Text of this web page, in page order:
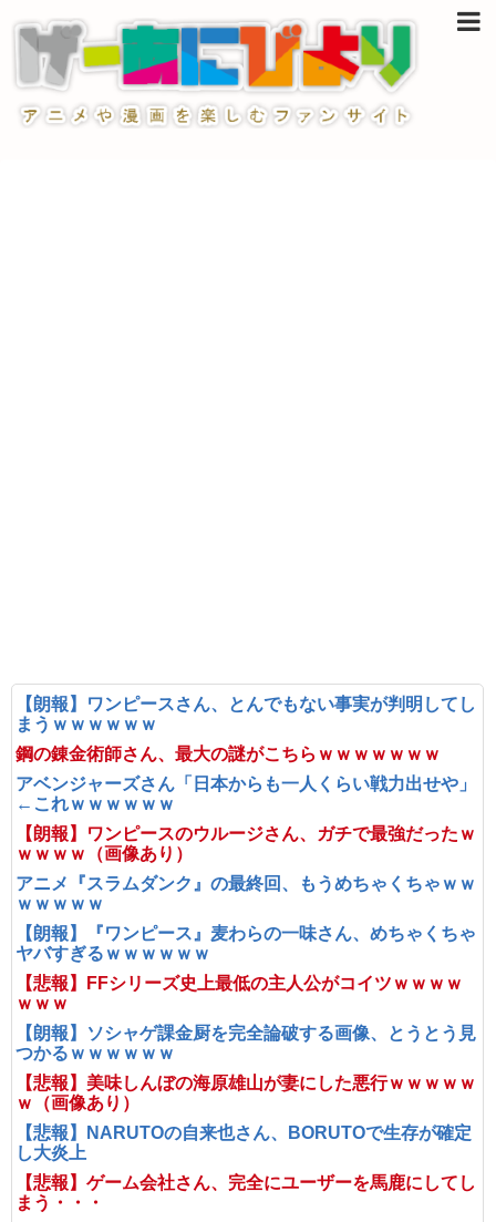
【朗報】ワンピースさん、とんでもない事実が判明してし
まうｗｗｗｗｗｗ
鋼の錬金術師さん、最大の謎がこちらｗｗｗｗｗｗｗ
アベンジャーズさん「日本からも一人くらい戦力出せや」
←これｗｗｗｗｗｗ
【朗報】ワンピースのウルージさん、ガチで最強だったｗ
ｗｗｗｗ（画像あり）
アニメ『スラムダンク』の最終回、もうめちゃくちゃｗｗ
ｗｗｗｗｗ
【朗報】『ワンピース』麦わらの一味さん、めちゃくちゃ
ヤバすぎるｗｗｗｗｗｗ
【悲報】FFシリーズ史上最低の主人公がコイツｗｗｗｗ
ｗｗｗ
【朗報】ソシャゲ課金厨を完全論破する画像、とうとう見
つかるｗｗｗｗｗｗ
【悲報】美味しんぼの海原雄山が妻にした悪行ｗｗｗｗｗ
ｗ（画像あり）
【悲報】NARUTOの自来也さん、BORUTOで生存が確定
し大炎上
【悲報】ゲーム会社さん、完全にユーザーを馬鹿にしてし
まう・・・